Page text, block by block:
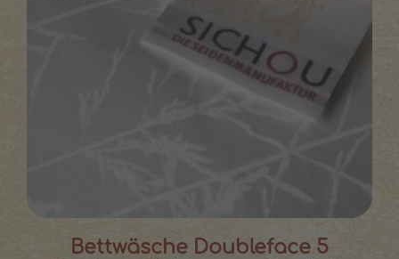
Bettwäsche Doubleface 5